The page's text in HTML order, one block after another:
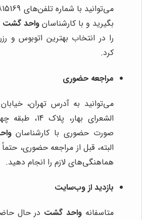
بگیرید و با کارشناسان واحد گشت
را در انتخاب بهترین اتوبوس و
کرد.
مراجعه حضوری
می‌توانید به آدرس تهران،
الشعرای بهار،
صورت حضوری با کارشناسان
البته، قبل از مراجعه حضوری،
هماهنگی‌های لازم را انجام دهید.
بازدید از وب‌سایت
متاسفانه واحد گشت در حال